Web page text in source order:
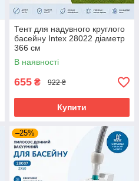
Тент для надувного круглого
басейну Intex 28022 діаметр
366 см
В наявності
655 ₴ 922 ₴
Купити
–25%